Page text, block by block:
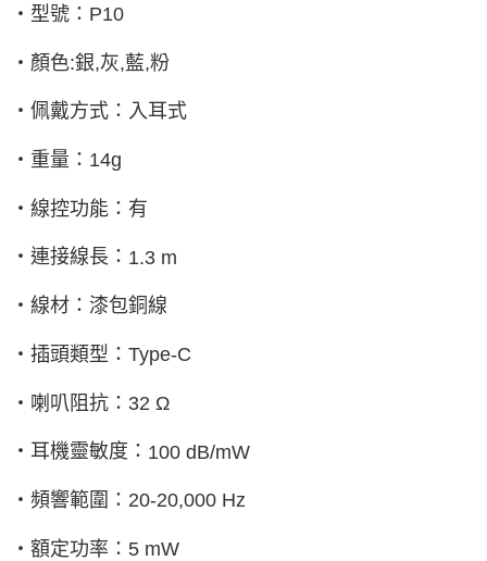
‧型號： P10
‧顏色:銀,灰,藍,粉
‧佩戴方式：入耳式
‧重量： 14g
‧線控功能：有
‧連接線長： 1.3 m
‧線材：漆包銅線
‧插頭類型： Type-C
‧喇叭阻抗： 32 Ω
‧耳機靈敏度： 100 dB/mW
‧頻響範圍： 20-20,000 Hz
‧額定功率： 5 mW